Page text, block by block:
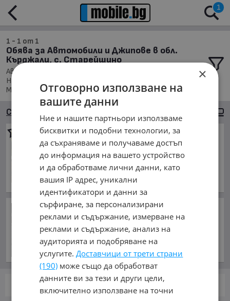
1
1 - 1 от 1
Обява за Автомобили и Джипове в обл.
Кърджали, с. Старейшино
Автомобили и Джипове, Намира се в обл. Кърджали,
Населено място с. Старейшино, Подредени по: Марка/
Модел/Цена
Сортиране
Mercedes-Benz B 180
2 800 €
5 476.32 лв.
май 2008 г., Дизелов
обл. Кърджали, с. Старейшино
Германските власти са
арестували украински
гражданин за шпионаж
преди 2 часа и 53 минути
от 1
×
Отговорно използване на
вашите данни
Ние и нашите партньори използваме
бисквитки и подобни технологии, за
да съхраняваме и получаваме достъп
до информация на вашето устройство
и да обработваме лични данни, като
вашия IP адрес, уникални
идентификатори и данни за
сърфиране, за персонализирани
реклами и съдържание, измерване на
реклами и съдържание, анализ на
аудиторията и подобряване на
услугите.Доставчици от трети страни
(190) може също да обработват
данните ви за тези и други цели,
включително използване на точни